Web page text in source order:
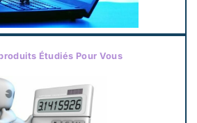
Étudiés Pour Vous